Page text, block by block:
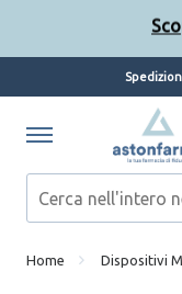
Home Dispositivi